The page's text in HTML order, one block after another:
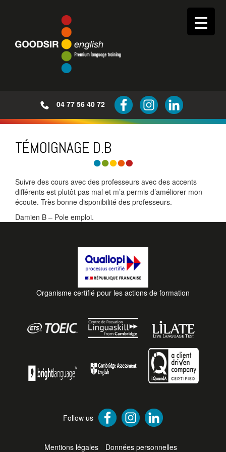
04 77 56 40 72
TÉMOIGNAGE D.B
Suivre des cours avec des professeurs avec des accents
différents est plutôt pas mal et m’a permis d’améliorer mon
écoute. Très bonne disponibilité des professeurs.
Damien B – Pole emploi.
Organisme certifié pour les actions de formation
Follow us
Mentions légales Données personnelles